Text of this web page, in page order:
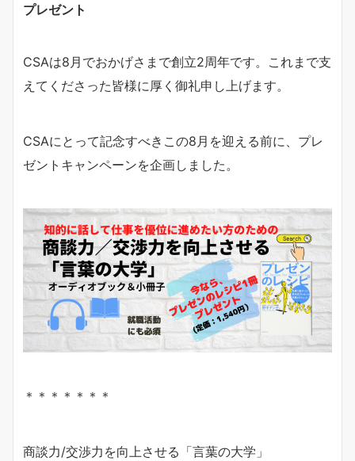
プレゼント
CSAは8月でおかげさまで創立2周年です。これまで支
えてくださった皆様に厚く御礼申し上げます。
CSAにとって記念すべきこの8月を迎える前に、プレ
ゼントキャンペーンを企画しました。
＊＊＊＊＊＊＊
商談力/交渉力を向上させる「言葉の大学」